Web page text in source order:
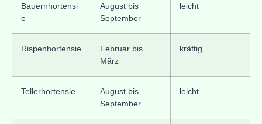
Bauernhortensi
e
August bis
September
leicht
Rispenhortensie
Februar bis
März
kräftig
Tellerhortensie
August bis
September
leicht